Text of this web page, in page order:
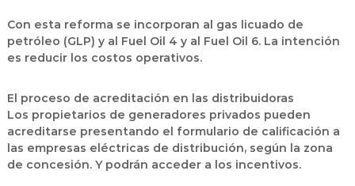
Con esta reforma se incorporan al gas licuado de
petróleo (GLP) y al Fuel Oil 4 y al Fuel Oil 6. La intención
es reducir los costos operativos.
El proceso de acreditación en las distribuidoras
Los propietarios de generadores privados pueden
acreditarse presentando el formulario de calificación a
las empresas eléctricas de distribución, según la zona
de concesión. Y podrán acceder a los incentivos.